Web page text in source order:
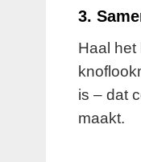
3.
Haal het
is – dat
maakt.